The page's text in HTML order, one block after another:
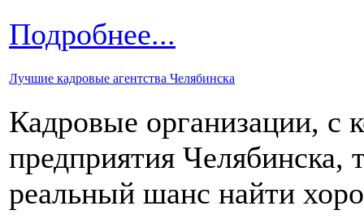
Подробнее...
Лучшие кадровые агентства Челябинска
Кадровые организации, с
предприятия Челябинска,
реальный шанс найти